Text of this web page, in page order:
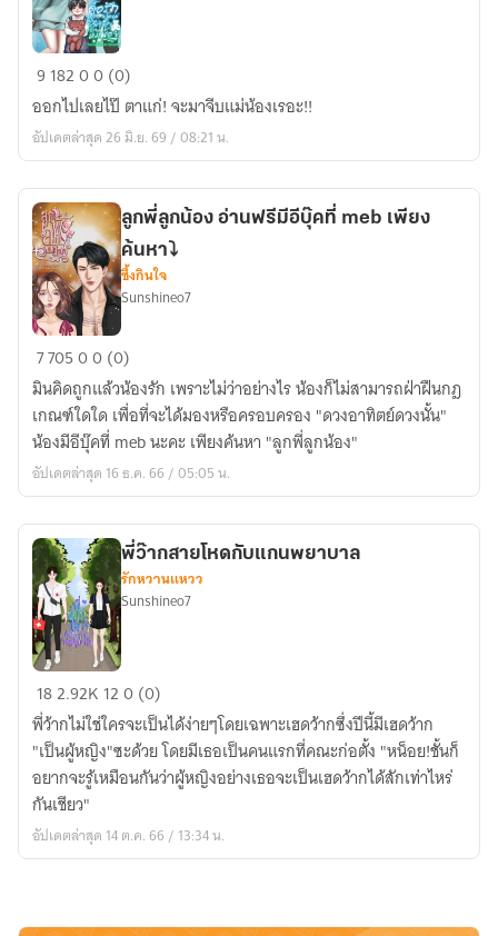
ตื๊
กรัก
ภารกิจ
ง้อ
พิชิต
ใจ
เจ้า
หมี
น้อย
9 18200 (0)
ออกไปเลยไป๊ ตาแก่! จะมาจีบแม่น้องเรอะ!!
อัปเดตล่าสุด 26 มิ.ย. 69 / 08:21 น.
ลูกพี่
ลูก
น้อง
อ่าน
ฟรี
มี
บุ๊ค
ที่
meb
เพียง
ค้นหา⤵️
ลูกพี่ลูกน้อง อ่านฟรีมีอีบุ๊คที่ meb เพียง
ค้นหา⤵️
ซึ้งกินใจ
Sunshineo7
770500 (0)
มินคิดถูกแล้วน้องรัก เพราะไม่ว่าอย่างไร น้องก็ไม่สามารถฝ่าฝืนกฎ
เกณฑ์ใดใด เพื่อที่จะได้มองหรือครอบครอง "ดวงอาทิตย์ดวงนั้น"
น้องมีอีบุ๊คที่ meb นะคะ เพียงค้นหา "ลูกพี่ลูกน้อง"
อัปเดตล่าสุด 16 ธ.ค. 66 / 05:05 น.
พี่
ว๊าก
สาย
โหด
กับ
แกน
พยาบาล
พี่ว๊ากสายโหดกับแกนพยาบาล
รักหวานแหวว
Sunshineo7
182.92K 120 (0)
พี่ว้ากไม่ใช่ใครจะเป็นได้ง่ายๆโดยเฉพาะเฮดว้ากซึ่งปีนี้มีเฮดว้าก
"เป็นผู้หญิง"ซะด้วย โดยมีเธอเป็นคนแรกที่คณะก่อตั้ง "หน็อย!ชั้นก็
อยากจะรู้เหมือนกันว่าผู้หญิงอย่างเธอจะเป็นเฮดว้ากได้สักเท่าไหร่
กันเชียว"
อัปเดตล่าสุด 14 ต.ค. 66 / 13:34 น.